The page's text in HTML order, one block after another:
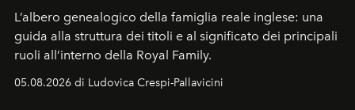
L’albero genealogico della famiglia reale inglese: una
guida alla struttura dei titoli e al significato dei principali
ruoli all’interno della Royal Family.
05.08.2026 di Ludovica Crespi-Pallavicini